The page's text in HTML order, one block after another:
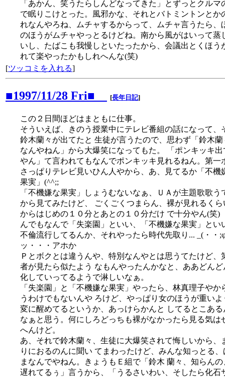
「あかん、笑うたらしんどなってきた」とずっとクルマ
で眠りこけとった。風邪かな、それとバトミントンとか
れなんやろね、ムチャするからって、ムチャ言うたら、
のほうがムチャやっとるけどね。南から風がはいって蒸
いし、たばこも我慢しといたったから、会議出とくほう
れて楽やったかもしれへんな(笑)
[ツッコミを入れる]
■1997/11/28 Fri■ [長年日記]
この２日間ほどはまともに仕事。
そういえば、きのう授業中にテレビ番組の話になって、
鈴木蘭々が出てたと 生徒が言うたので、思わず「鈴木蘭
なんやねん」から大爆笑になってもた。 「ポンキッキ出
やん」て言われてもなんでポンキッキ見れるねん。第一
さっぱりテレビ見いひん人やから、あ、見てるか「不機
果実」(^^;;
「不機嫌な果実」しょうむないなぁ、ＵＡが主題歌歌う
から見てみたけど、 ごくごくつまらん、裸が見れるくら
からはじめの１０分とあとの１０分だけ で十分やん(笑
んでもなんで「失楽園」といい、「不機嫌な果実」とい
不倫流行してるんか、それやったら時代先取り... _(・・
ッ・・・アホか
Ｐとボクとは違うんや、特別なんやとは思うてたけど、
者が見たら似たよう なもんやったんかなと、ああどんど
化していってるようで淋しいなぁ。
「失楽園」と「不機嫌な果実」やったら、林真理子やか
うわけでもないんや ろけど、やっぱり女のほうが重いよ
変に醒めてるというか、あっけらかんと してるとこある
なぁと思う。何にしろどっちも裸がなかったら見る気は
へんけど。
あ、それで鈴木蘭々、生徒に大爆笑されて悔しいから、
りにおるのんに聞い てまわったけど、みんな知っとる、
まなんでやねん。きょうもＥ組で「鈴木 蘭々、知らんの
遅れてるぅ」言うから、「うるさいわい、そしたら化石